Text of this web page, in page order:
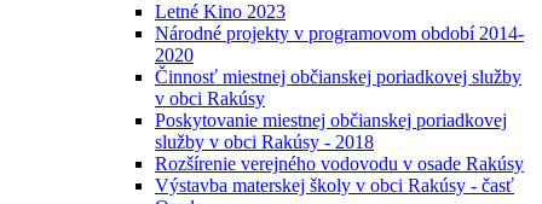
Letné Kino 2023
Národné projekty v programovom období 2014-
2020
Činnosť miestnej občianskej poriadkovej služby
v obci Rakúsy
Poskytovanie miestnej občianskej poriadkovej
služby v obci Rakúsy - 2018
Rozšírenie verejného vodovodu v osade Rakúsy
Výstavba materskej školy v obci Rakúsy - časť